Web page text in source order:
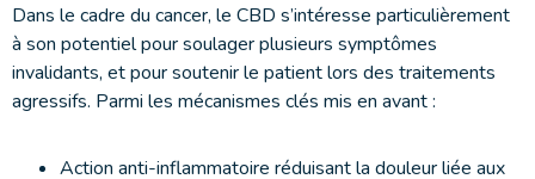
Dans le cadre du cancer, le CBD s’intéresse particulièrement
à son potentiel pour soulager plusieurs symptômes
invalidants, et pour soutenir le patient lors des traitements
agressifs. Parmi les mécanismes clés mis en avant :
Action anti-inflammatoire réduisant la douleur liée aux